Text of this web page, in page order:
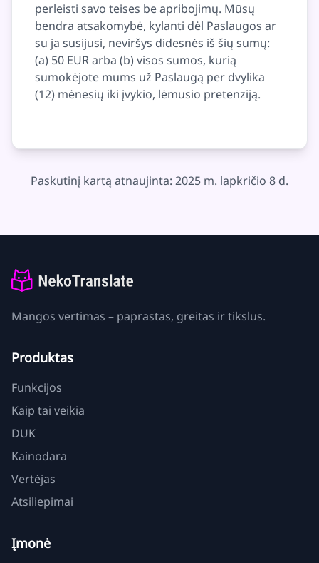
perleisti savo teises be apribojimų. Mūsų
bendra atsakomybė, kylanti dėl Paslaugos ar
su ja susijusi, neviršys didesnės iš šių sumų:
(a) 50 EUR arba (b) visos sumos, kurią
sumokėjote mums už Paslaugą per dvylika
(12) mėnesių iki įvykio, lėmusio pretenziją.
Paskutinį kartą atnaujinta: 2025 m. lapkričio 8 d.
Mangos vertimas – paprastas, greitas ir tikslus.
Produktas
Funkcijos
Kaip tai veikia
DUK
Kainodara
Vertėjas
Atsiliepimai
Įmonė